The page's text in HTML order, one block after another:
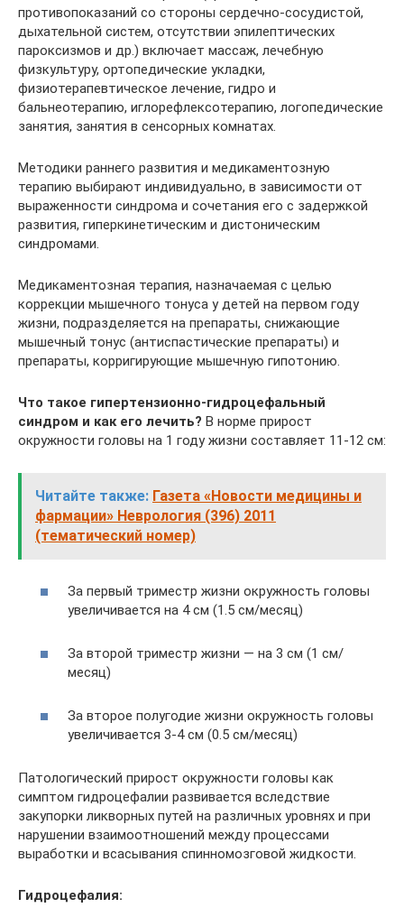
противопоказаний со стороны сердечно-сосудистой,
дыхательной систем, отсутствии эпилептических
пароксизмов и др.) включает массаж, лечебную
физкультуру, ортопедические укладки,
физиотерапевтическое лечение, гидро и
бальнеотерапию, иглорефлексотерапию, логопедические
занятия, занятия в сенсорных комнатах.
Методики раннего развития и медикаментозную
терапию выбирают индивидуально, в зависимости от
выраженности синдрома и сочетания его с задержкой
развития, гиперкинетическим и дистоническим
синдромами.
Медикаментозная терапия, назначаемая с целью
коррекции мышечного тонуса у детей на первом году
жизни, подразделяется на препараты, снижающие
мышечный тонус (антиспастические препараты) и
препараты, корригирующие мышечную гипотонию.
Что такое гипертензионно-гидроцефальный
синдром и как его лечить? В норме прирост
окружности головы на 1 году жизни составляет 11-12 см:
Читайте также: Газета «Новости медицины и
фармации» Неврология (396) 2011
(тематический номер)
За первый триместр жизни окружность головы
увеличивается на 4 см (1.5 см/месяц)
За второй триместр жизни — на 3 см (1 см/
месяц)
За второе полугодие жизни окружность головы
увеличивается 3-4 см (0.5 см/месяц)
Патологический прирост окружности головы как
симптом гидроцефалии развивается вследствие
закупорки ликворных путей на различных уровнях и при
нарушении взаимоотношений между процессами
выработки и всасывания спинномозговой жидкости.
Гидроцефалия: